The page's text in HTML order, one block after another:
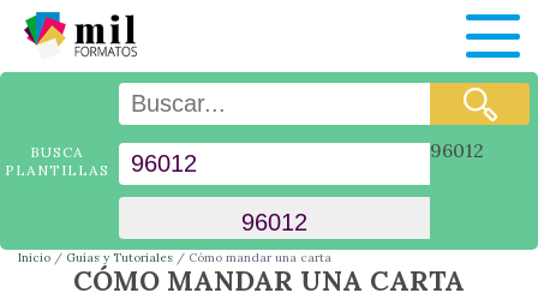
BUSCA
PLANTILLAS
96012
Inicio Guías y Tutoriales Cómo mandar una carta
CÓMO MANDAR UNA CARTA